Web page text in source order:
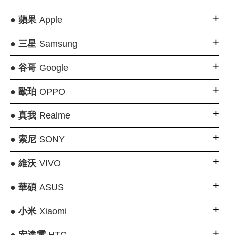
● 蘋果Apple
● 三星Samsung
● 谷哥Google
● 歐珀OPPO
● 真我Realme
● 索尼SONY
● 維沃VIVO
● 華碩 ASUS
● 小米Xiaomi